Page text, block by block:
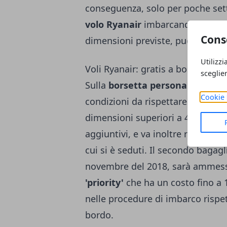
Cookie
conseguenza, solo per poche
volo Ryanair imbarcando un
dimensioni previste, può avere
Voli Ryanair: gratis a bordo
Sulla borsetta personale
condizioni da rispettare. Nel
dimensioni superiori a 40 x 20 x
aggiuntivi, e va inoltre riposta
cui si è seduti. Il secondo
novembre del 2018, sarà
'priority' che ha un costo fino a
nelle procedure di imbarco
bordo.